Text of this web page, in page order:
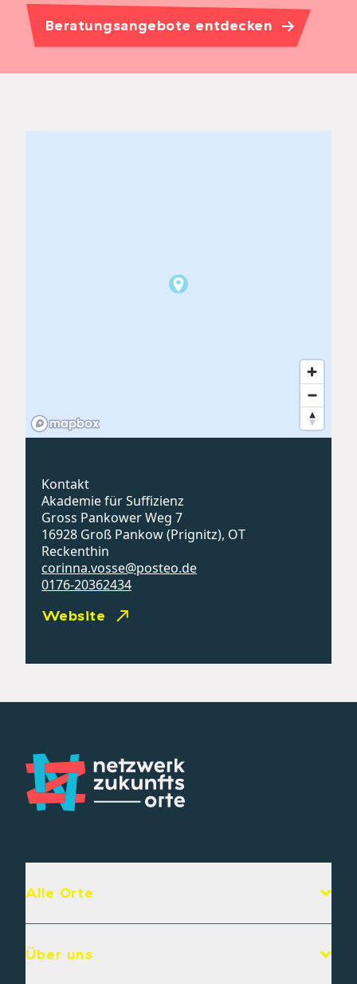
Beratungsangebote entdecken
Kontakt
Akademie für Suffizienz
Gross Pankower Weg 7
16928 Groß Pankow (Prignitz), OT
Reckenthin
corinna.vosse@posteo.de
0176-20362434
Website
Alle Orte
Über uns